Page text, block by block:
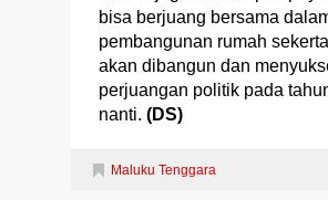
bisa berjuang bersama
pembangunan rumah
akan dibangun dan
perjuangan politik pada
nanti. (DS)
Maluku Tenggara